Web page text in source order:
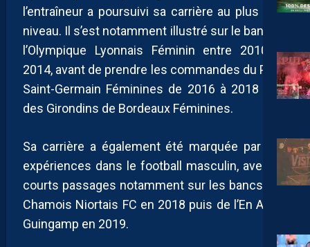
l’entraîneur a poursuivi sa carrière au plus haut
niveau. Il s’est notamment illustré sur le banc de
l’Olympique Lyonnais Féminin entre 2010 et
2014, avant de prendre les commandes du Paris
Saint-Germain Féminines de 2016 à 2018 puis
des Girondins de Bordeaux Féminines.
Sa carrière a également été marquée par des
expériences dans le football masculin, avec de
courts passages notamment sur les bancs des
Chamois Niortais FC en 2018 puis de l’En Avant
Guingamp en 2019.